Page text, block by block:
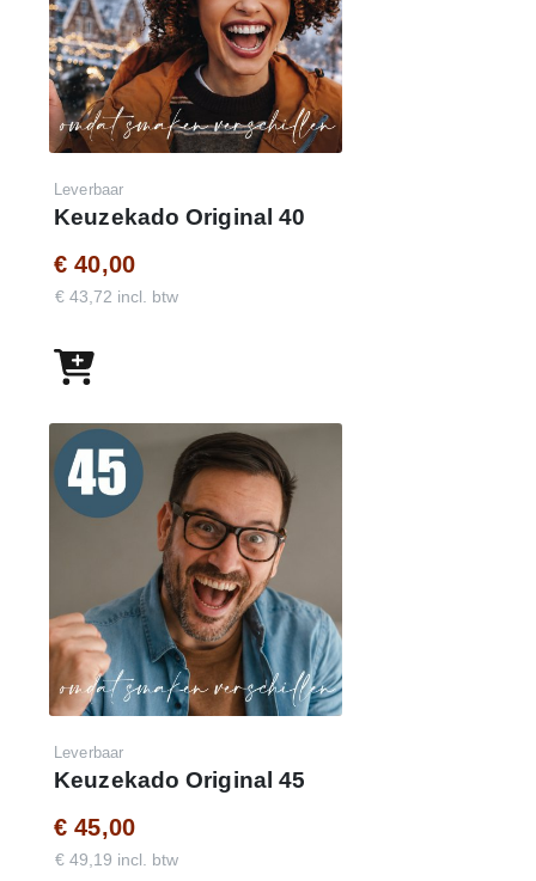
Wachtwoord : demo50keuzekado
Leverbaar
Keuzekado Original 40
€ 40,00
€ 43,72 incl. btw
Leverbaar
Keuzekado Original 45
€ 45,00
€ 49,19 incl. btw